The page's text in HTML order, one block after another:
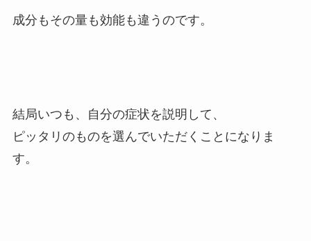
成分もその量も効能も違うのです。
結局いつも、自分の症状を説明して、
ピッタリのものを選んでいただくことになりま
す。